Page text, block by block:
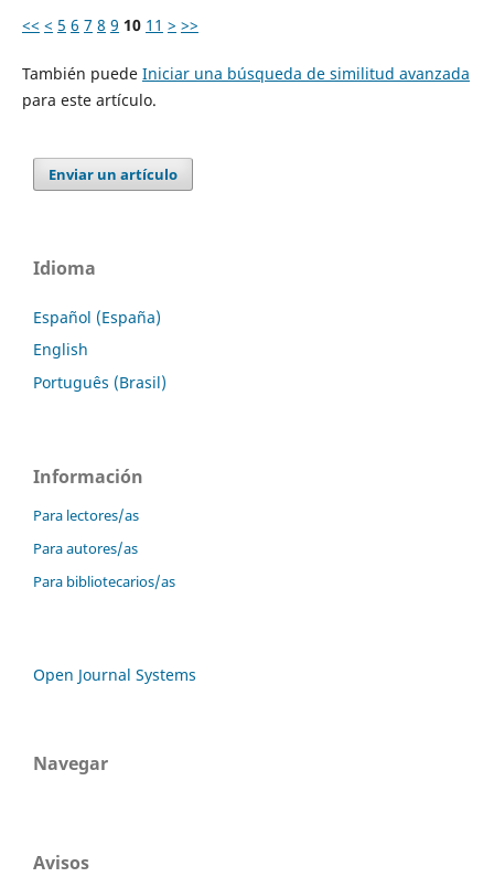
<< < 5 6 7 8 9 10 11 > >>
También puede Iniciar una búsqueda de similitud avanzada
para este artículo.
Enviar un artículo
Idioma
Español (España)
English
Português (Brasil)
Información
Para lectores/as
Para autores/as
Para bibliotecarios/as
Open Journal Systems
Navegar
Avisos